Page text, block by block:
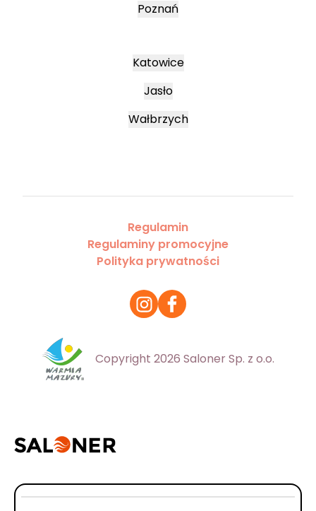
Poznań
Katowice
Jasło
Wałbrzych
Regulamin
Regulaminy promocyjne
Polityka prywatności
Copyright 2026 Saloner Sp. z o.o.